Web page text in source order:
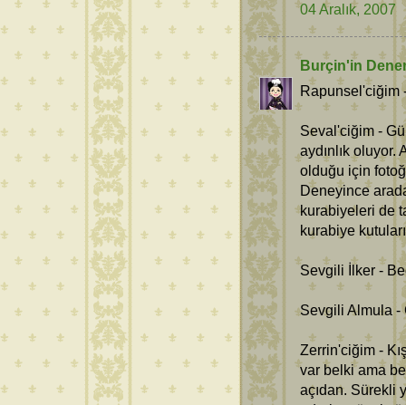
04 Aralık, 2007
Burçin'in
Rapunsel'ciğim
Seval'ciğim -
aydınlık oluyor.
olduğu için
Deneyince
kurabiyeleri de
kurabiye
Sevgili İlker -
Sevgili Almula -
Zerrin'ciğim -
var belki ama
açıdan. Sürekli